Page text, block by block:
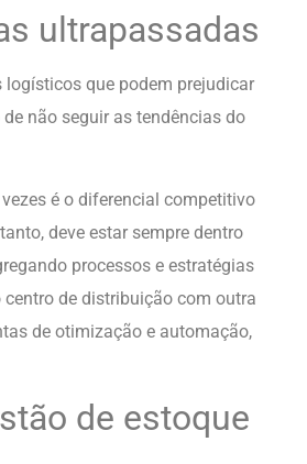
ultrapassadas
logísticos que podem prejudicar
não seguir as tendências do
é o diferencial competitivo
deve estar sempre dentro
processos e estratégias
de distribuição com outra
de otimização e automação,
de estoque